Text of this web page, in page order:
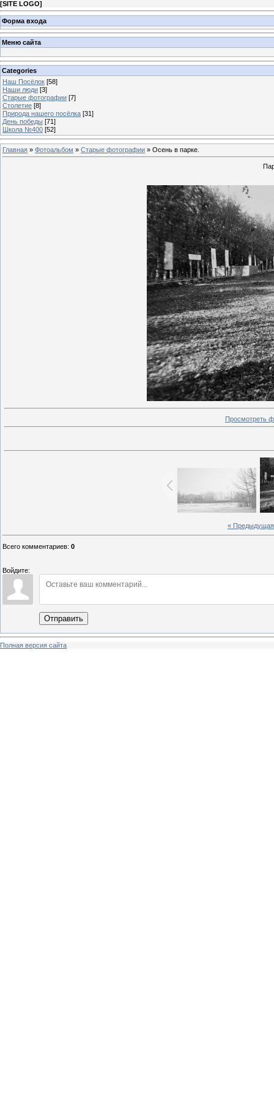
[SITE LOGO]
Форма входа
Меню сайта
Categories
Наш Посёлок [58]
Наши люди [3]
Старые фотографии [7]
Столетие [8]
Природа нашего посёлка [31]
День победы [71]
Школа №400 [52]
Главная » Фотоальбом » Старые фотографии » Осень в парке.
Просмотреть
« Предыдущая
Всего комментариев: 0
Войдите:
Отправить
Полная версия сайта